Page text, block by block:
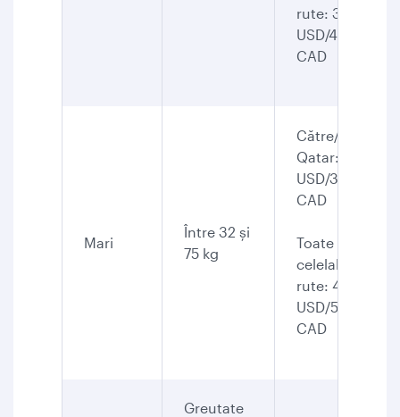
rute: 350
USD/455
CAD
Mari
Între 32 şi
75 kg
Către/din
Qatar: 300
USD/390
CAD
Toate
celelalte
rute: 450
USD/590
CAD
Greutate